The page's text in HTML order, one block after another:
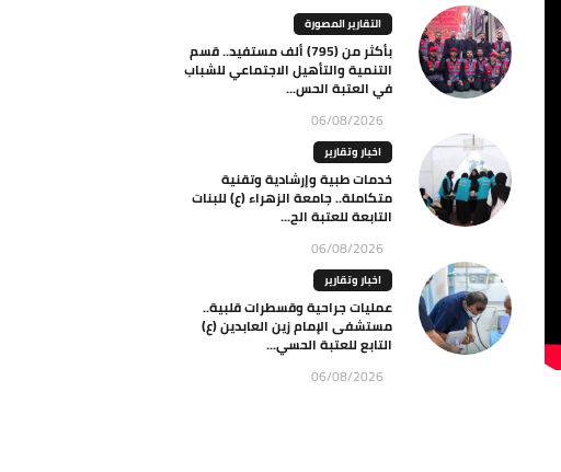
التقارير المصورة
بأكثر من (795) ألف مستفيد.. قسم
التنمية والتأهيل الاجتماعي للشباب
في العتبة الحس...
06/08/2026
اخبار وتقارير
خدمات طبية وإرشادية وتقنية
متكاملة.. جامعة الزهراء (ع) للبنات
التابعة للعتبة الح...
06/08/2026
اخبار وتقارير
عمليات جراحية وقسطرات قلبية..
مستشفى الإمام زين العابدين (ع)
التابع للعتبة الحسي...
06/08/2026